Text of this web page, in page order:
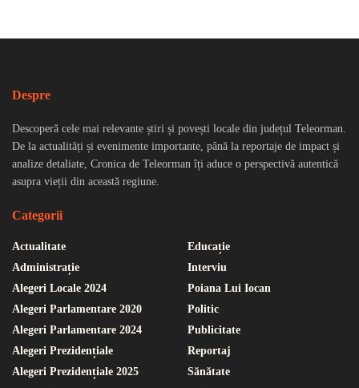
Despre
Descoperă cele mai relevante știri și povești locale din județul Teleorman.
De la actualități și evenimente importante, până la reportaje de impact și
analize detaliate, Cronica de Teleorman îți aduce o perspectivă autentică
asupra vieții din această regiune.
Categorii
Actualitate
Administrație
Alegeri Locale 2024
Alegeri Parlamentare 2020
Alegeri Parlamentare 2024
Alegeri Prezidențiale
Alegeri Prezidențiale 2025
Educație
Interviu
Poiana Lui Iocan
Politic
Publicitate
Reportaj
Sănătate